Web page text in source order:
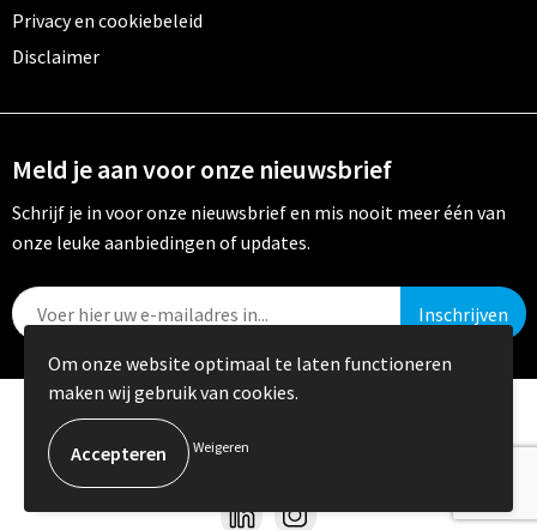
Privacy en cookiebeleid
Disclaimer
Meld je aan voor onze nieuwsbrief
Schrijf je in voor onze nieuwsbrief en mis nooit meer één van
onze leuke aanbiedingen of updates.
© Copyright Crystal Promotions 2024
Om onze website optimaal te laten functioneren
maken wij gebruik van cookies.
Weigeren